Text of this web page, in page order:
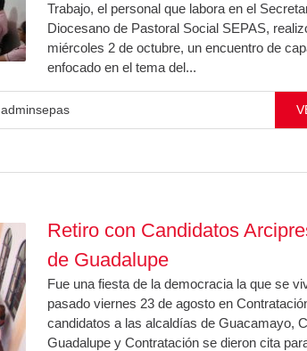
Trabajo, el personal que labora en el
Diocesano de Pastoral Social SEPAS,
miércoles 2 de octubre, un encuentro de
enfocado en el tema del...
adminsepas
Retiro con Candidatos
de Guadalupe
Fue una fiesta de la democracia la que se
pasado viernes 23 de agosto en
candidatos a las alcaldías de Guacamayo,
Guadalupe y Contratación se dieron cita